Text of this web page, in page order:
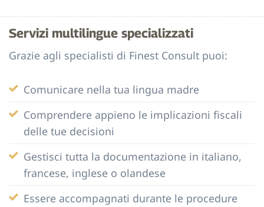
Servizi multilingue specializzati
Grazie agli specialisti di Finest Consult puoi:
Comunicare nella tua lingua madre
Comprendere appieno le implicazioni fiscali
delle tue decisioni
Gestisci tutta la documentazione in italiano,
francese, inglese o olandese
Essere accompagnati durante le procedure